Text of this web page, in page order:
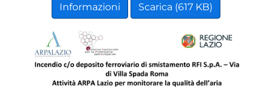
Informazioni Scarica (617 KB)